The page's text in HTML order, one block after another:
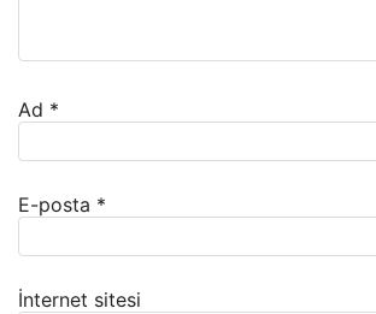
Ad *
E-posta *
İnternet sitesi